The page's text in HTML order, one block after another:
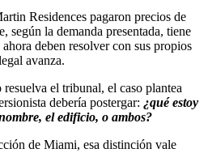
Residences pagaron precios de
según la demanda presentada, tiene
deben resolver con sus propios
avanza.
el tribunal, el caso plantea
debería postergar: ¿qué estoy
el edificio, o ambos?
de Miami, esa distinción vale